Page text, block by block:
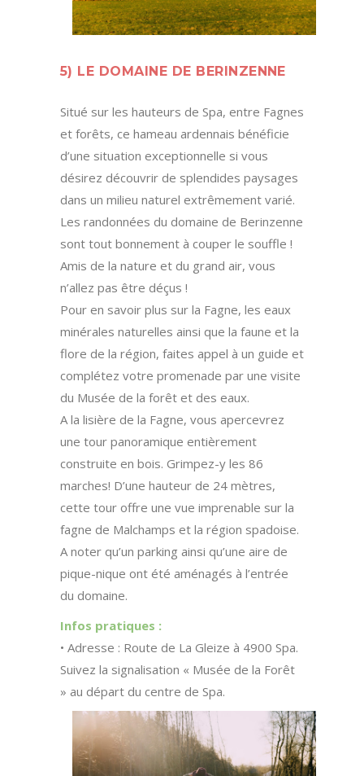
5) LE DOMAINE DE BERINZENNE
Situé sur les hauteurs de Spa, entre Fagnes
et forêts, ce hameau ardennais bénéficie
d’une situation exceptionnelle si vous
désirez découvrir de splendides paysages
dans un milieu naturel extrêmement varié.
Les randonnées du domaine de Berinzenne
sont tout bonnement à couper le souffle !
Amis de la nature et du grand air, vous
n’allez pas être déçus !
Pour en savoir plus sur la Fagne, les eaux
minérales naturelles ainsi que la faune et la
flore de la région, faites appel à un guide et
complétez votre promenade par une visite
du Musée de la forêt et des eaux.
A la lisière de la Fagne, vous apercevrez
une tour panoramique entièrement
construite en bois. Grimpez-y les 86
marches! D’une hauteur de 24 mètres,
cette tour offre une vue imprenable sur la
fagne de Malchamps et la région spadoise.
A noter qu’un parking ainsi qu’une aire de
pique-nique ont été aménagés à l’entrée
du domaine.
Infos pratiques :
• Adresse : Route de La Gleize à 4900 Spa.
Suivez la signalisation « Musée de la Forêt
» au départ du centre de Spa.